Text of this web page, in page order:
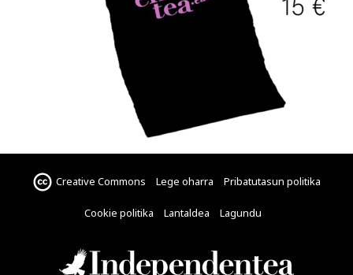
Creative Commons Lege oharra Pribatutasun politika
Cookie politika Lantaldea Lagundu